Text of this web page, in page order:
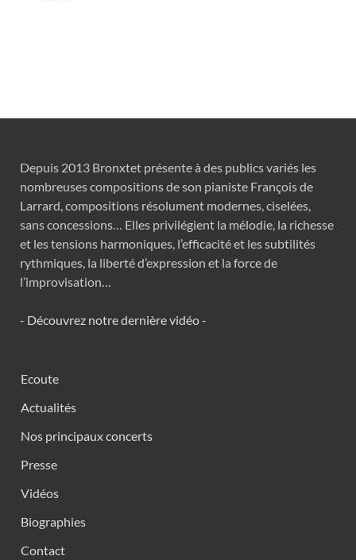
Depuis 2013 Bronxtet présente à des publics variés les
nombreuses compositions de son pianiste François de
Larrard, compositions résolument modernes, ciselées,
sans concessions… Elles privilégient la mélodie, la richesse
et les tensions harmoniques, l’efficacité et les subtilités
rythmiques, la liberté d’expression et la force de
l’improvisation…
- Découvrez notre dernière vidéo -
Ecoute
Actualités
Nos principaux concerts
Presse
Vidéos
Biographies
Contact